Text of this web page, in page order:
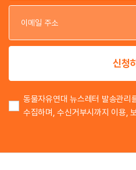
신청
동물자유연대 뉴스레터 발송관리
수집하며, 수신거부시까지 이용,